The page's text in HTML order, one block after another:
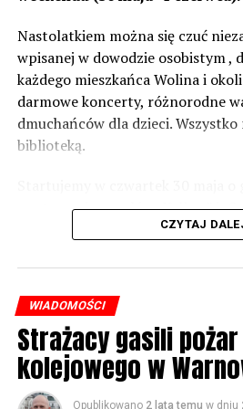
zabezpieczeń. Dopóki nie będzie
norm dopuszczalnego hałasu, no
zrobić. Tam są odpowiednie
zaznacza.
Foto: Wojciech Basałygo
Nastolatkiem można się czuć
wpisanej w dowodzie osobistym ,
każdego mieszkańca Wolina i
darmowe koncerty, różnorodne
dmuchańców dla dzieci.
biblioteką.
występami zespołów „Yellow” i
CZYTAJ
WIADOMOŚCI
Strażacy gasili
kolejowego w
Opublikowano 2 lata temu w dniu